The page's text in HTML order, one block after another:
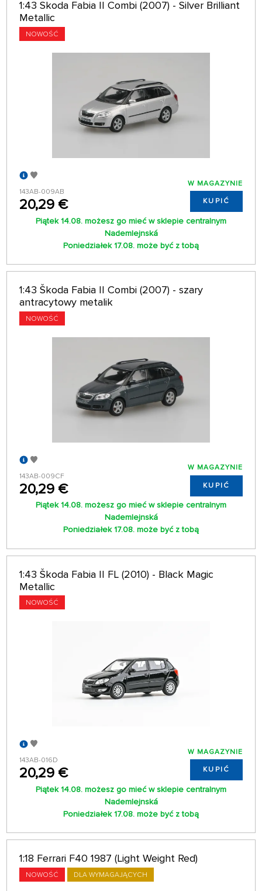
1:43 Skoda Fabia II Combi (2007) - Silver Brilliant
Metallic
NOWOŚĆ
143AB-009AB
20,29 €
W MAGAZYNIE
KUPIĆ
Piątek 14.08. możesz go mieć w sklepie centralnym
Nademlejnská
Poniedziałek 17.08. może być z tobą
1:43 Škoda Fabia II Combi (2007) - szary
antracytowy metalik
NOWOŚĆ
143AB-009CF
20,29 €
W MAGAZYNIE
KUPIĆ
Piątek 14.08. możesz go mieć w sklepie centralnym
Nademlejnská
Poniedziałek 17.08. może być z tobą
1:43 Škoda Fabia II FL (2010) - Black Magic
Metallic
NOWOŚĆ
143AB-016D
20,29 €
W MAGAZYNIE
KUPIĆ
Piątek 14.08. możesz go mieć w sklepie centralnym
Nademlejnská
Poniedziałek 17.08. może być z tobą
1:18 Ferrari F40 1987 (Light Weight Red)
NOWOŚĆ DLA WYMAGAJĄCYCH